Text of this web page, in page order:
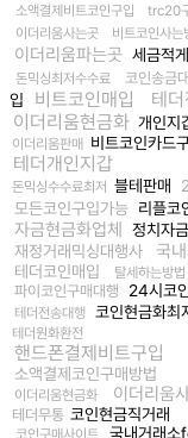
소액결제비트코인구입 trc20
이더리움사는곳 비트코인사는
이더리움파는곳 세금적
돈믹싱최저수수료 코인송금
입
비트코인매입
테
이더리움현금화 개인지
이더리움판매 비트코인카드
테더개인지갑
돈믹싱수수료최저 블테판매
모든코인구입가능 리플코
자금현금화업체 정치자
재정거래믹싱대행사
국
테더코인매입 탈세하는방법
파이코인구매대행 24시코
테더전송대행 코인현금화최
테더원화환전
핸드폰결제비트구입
소액결제코인구매방법
이더리움현금화 이더리움
테더무통 코인현금직거래
코인구매사이트 국내거래소